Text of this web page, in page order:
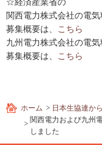
ま
す
フ
ッ
報
関西電力株式会社の電
募集概要は、
こちら
九州電力株式会社の電
募集概要は、
こちら
ホーム 日本生協連か
関西電力および九州
しました